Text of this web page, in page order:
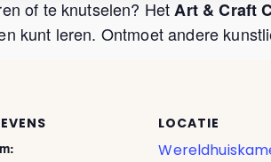
of te knutselen? Het Art & Craft
kunt leren. Ontmoet andere
LOCATIE